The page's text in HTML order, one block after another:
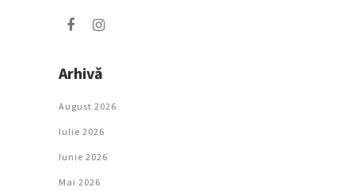
Arhivă
August 2026
Iulie 2026
Iunie 2026
Mai 2026